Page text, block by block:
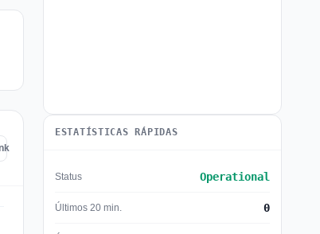
ESTATÍSTICAS RÁPIDAS
Status Operational
Últimos 20 min. 0